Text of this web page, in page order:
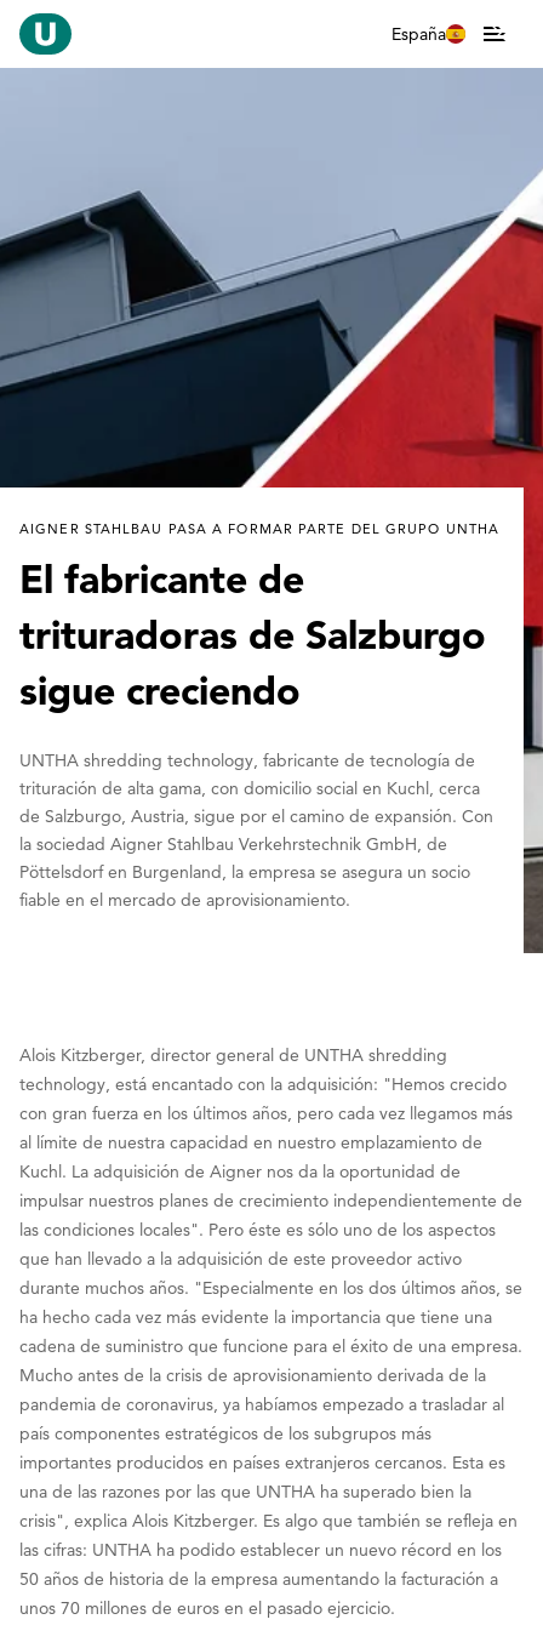
España
AIGNER STAHLBAU PASA A FORMAR PARTE DEL GRUPO UNTHA
El fabricante de
trituradoras de Salzburgo
sigue creciendo
UNTHA shredding technology, fabricante de tecnología de
trituración de alta gama, con domicilio social en Kuchl, cerca
de Salzburgo, Austria, sigue por el camino de expansión. Con
la sociedad Aigner Stahlbau Verkehrstechnik GmbH, de
Pöttelsdorf en Burgenland, la empresa se asegura un socio
fiable en el mercado de aprovisionamiento.
Alois Kitzberger, director general de UNTHA shredding
technology, está encantado con la adquisición: "Hemos crecido
con gran fuerza en los últimos años, pero cada vez llegamos más
al límite de nuestra capacidad en nuestro emplazamiento de
Kuchl. La adquisición de Aigner nos da la oportunidad de
impulsar nuestros planes de crecimiento independientemente de
las condiciones locales". Pero éste es sólo uno de los aspectos
que han llevado a la adquisición de este proveedor activo
durante muchos años. "Especialmente en los dos últimos años, se
ha hecho cada vez más evidente la importancia que tiene una
cadena de suministro que funcione para el éxito de una empresa.
Mucho antes de la crisis de aprovisionamiento derivada de la
pandemia de coronavirus, ya habíamos empezado a trasladar al
país componentes estratégicos de los subgrupos más
importantes producidos en países extranjeros cercanos. Esta es
una de las razones por las que UNTHA ha superado bien la
crisis", explica Alois Kitzberger. Es algo que también se refleja en
las cifras: UNTHA ha podido establecer un nuevo récord en los
50 años de historia de la empresa aumentando la facturación a
unos 70 millones de euros en el pasado ejercicio.